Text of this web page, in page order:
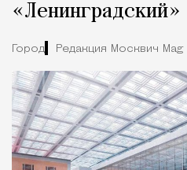
«Ленинградский»
Город Редакция Москвич Mag